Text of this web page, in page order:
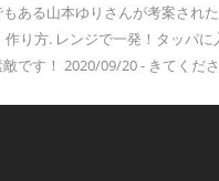
ある山本ゆりさんが考案され
り方. レンジで一発！タッパ
です！ 2020/09/20 - きてくだ